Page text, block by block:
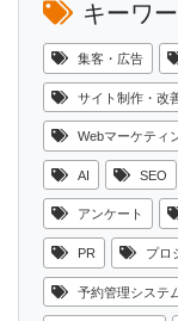
キーワ
集客・広告
サイト制作・改
Webマーケティ
AI SEO
アンケート
PR プロ
予約管理システ